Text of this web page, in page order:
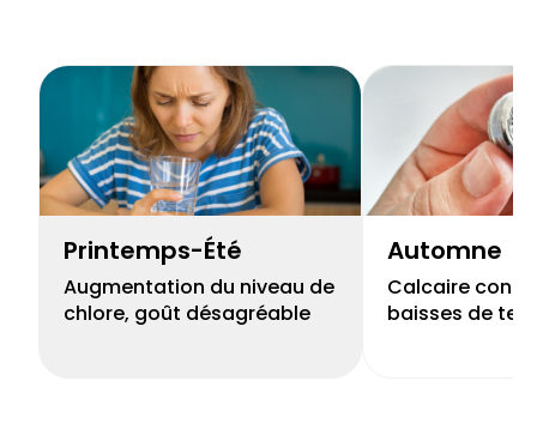
Printemps-Été
Augmentation du niveau de
chlore, goût désagréable
Automne
Calcaire
baisses de